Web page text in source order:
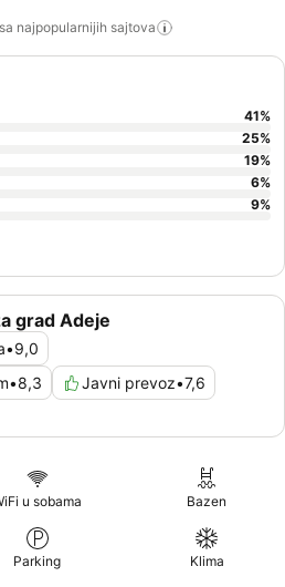
najpopularnijih sajtova
grad Adeje
•9,0
•8,3 Javni prevoz•7,6
41%
25%
19%
6%
9%
u sobama Bazen
Parking Klima